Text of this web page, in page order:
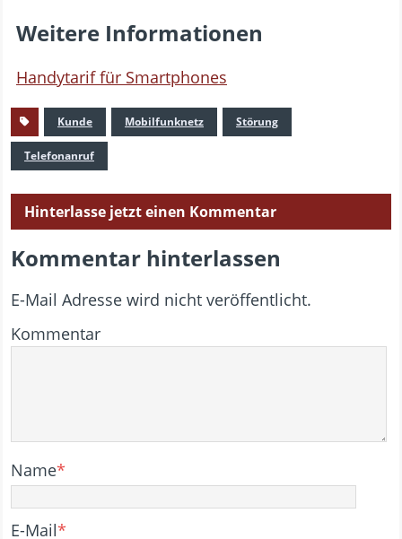
Weitere Informationen
Handytarif für Smartphones
Kunde Mobilfunknetz Störung
Telefonanruf
Hinterlasse jetzt einen Kommentar
Kommentar hinterlassen
E-Mail Adresse wird nicht veröffentlicht.
Kommentar
Name*
E-Mail*